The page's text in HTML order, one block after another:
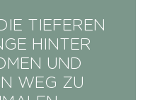
TIEFEREN
HINTER
UND
WEG ZU